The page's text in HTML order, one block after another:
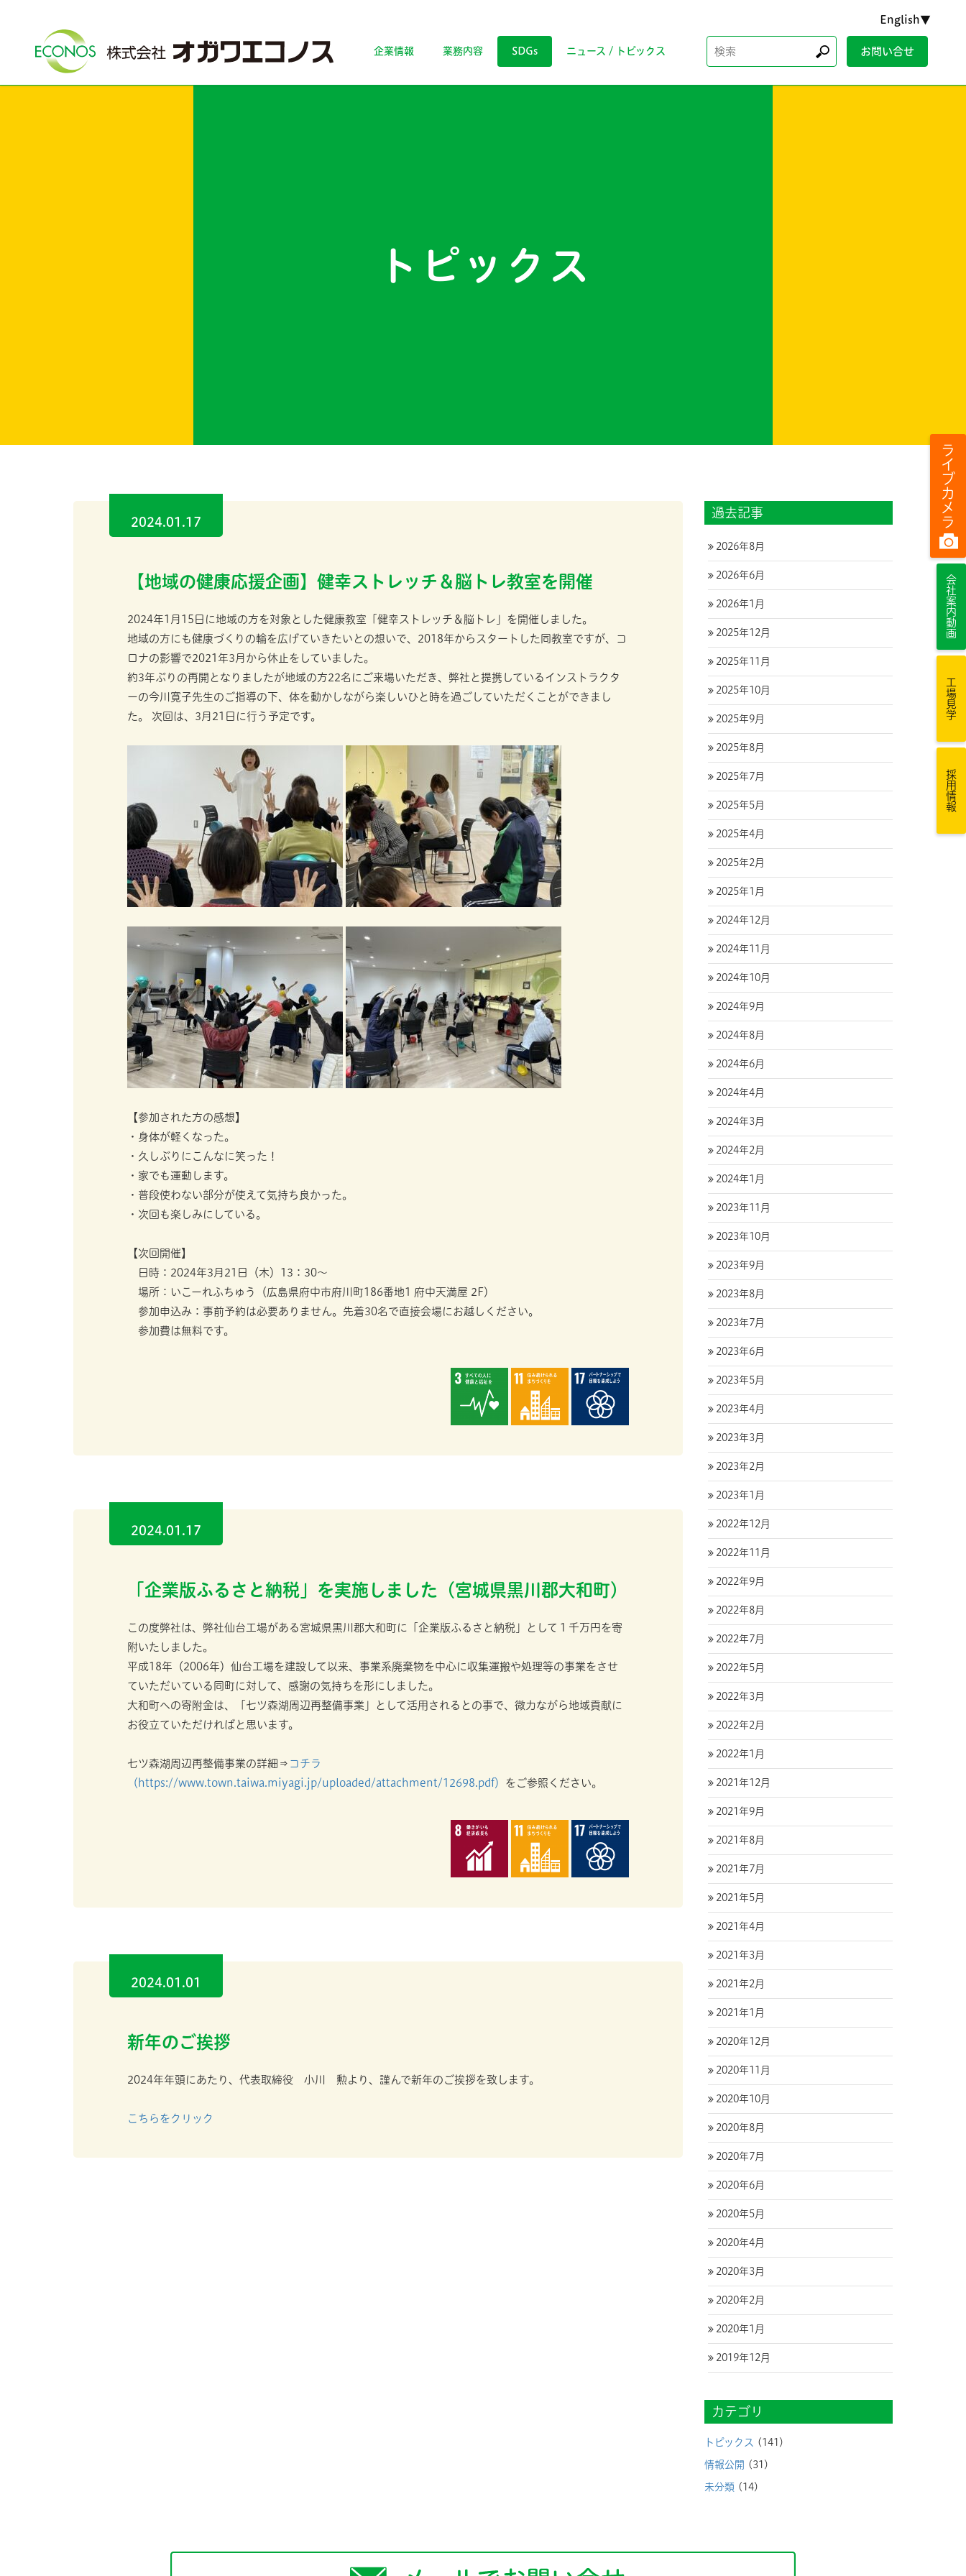
English▼
企業情報 業務内容 SDGs ニュース / トピックス
検
索
お問い合せ
ライブカメラ
会社案内動画
工場見学
採用情報
トピックス
2024.01.17
【地域の健康応援企画】健幸ストレッチ＆脳トレ教室を開催
2024年1月15日に地域の方を対象とした健康教室「健幸ストレッチ＆脳トレ」を開催しました。
地域の方にも健康づくりの輪を広げていきたいとの想いで、2018年からスタートした同教室ですが、コ
ロナの影響で2021年3月から休止をしていました。
約3年ぶりの再開となりましたが地域の方22名にご来場いただき、弊社と提携しているインストラクタ
ーの今川寛子先生のご指導の下、体を動かしながら楽しいひと時を過ごしていただくことができまし
た。 次回は、3月21日に行う予定です。
【参加された方の感想】
・身体が軽くなった。
・久しぶりにこんなに笑った！
・家でも運動します。
・普段使わない部分が使えて気持ち良かった。
・次回も楽しみにしている。
【次回開催】
日時：2024年3月21日（木）13：30～
場所：いこーれふちゅう（広島県府中市府川町186番地1 府中天満屋 2F）
参加申込み：事前予約は必要ありません。先着30名で直接会場にお越しください。
参加費は無料です。
2024.01.17
「企業版ふるさと納税」を実施しました（宮城県黒川郡大和町）
この度弊社は、弊社仙台工場がある宮城県黒川郡大和町に「企業版ふるさと納税」として１千万円を寄
附いたしました。
平成18年（2006年）仙台工場を建設して以来、事業系廃棄物を中心に収集運搬や処理等の事業をさせ
ていただいている同町に対して、感謝の気持ちを形にしました。
大和町への寄附金は、「七ツ森湖周辺再整備事業」として活用されるとの事で、微力ながら地域貢献に
お役立ていただければと思います。
七ツ森湖周辺再整備事業の詳細⇒ コチラ
（https://www.town.taiwa.miyagi.jp/uploaded/attachment/12698.pdf） をご参照ください。
2024.01.01
新年のご挨拶
2024年年頭にあたり、代表取締役 小川 勲より、謹んで新年のご挨拶を致します。
こちらをクリック
過去記事
2026年8月
2026年6月
2026年1月
2025年12月
2025年11月
2025年10月
2025年9月
2025年8月
2025年7月
2025年5月
2025年4月
2025年2月
2025年1月
2024年12月
2024年11月
2024年10月
2024年9月
2024年8月
2024年6月
2024年4月
2024年3月
2024年2月
2024年1月
2023年11月
2023年10月
2023年9月
2023年8月
2023年7月
2023年6月
2023年5月
2023年4月
2023年3月
2023年2月
2023年1月
2022年12月
2022年11月
2022年9月
2022年8月
2022年7月
2022年5月
2022年3月
2022年2月
2022年1月
2021年12月
2021年9月
2021年8月
2021年7月
2021年5月
2021年4月
2021年3月
2021年2月
2021年1月
2020年12月
2020年11月
2020年10月
2020年8月
2020年7月
2020年6月
2020年5月
2020年4月
2020年3月
2020年2月
2020年1月
2019年12月
カテゴリ
トピックス (141)
情報公開 (31)
未分類 (14)